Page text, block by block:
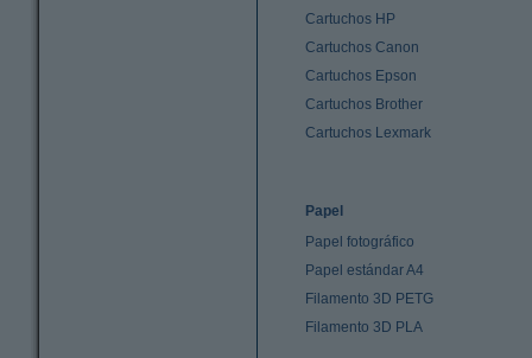
Cartuchos HP
Cartuchos Canon
Cartuchos Epson
Cartuchos Brother
Cartuchos Lexmark
Papel
Papel fotográfico
Papel estándar A4
Filamento 3D PETG
Filamento 3D PLA